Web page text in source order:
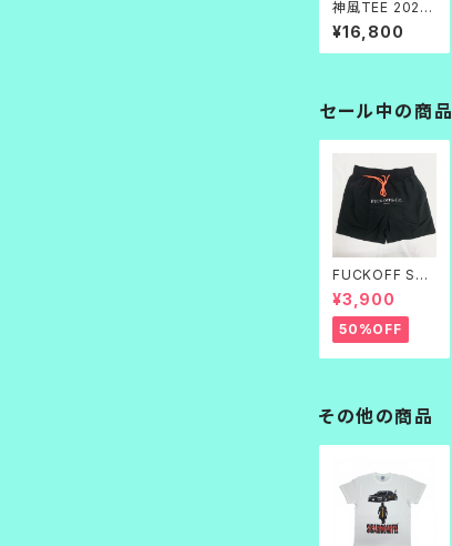
神風TEE 2026
生成
¥16,800
セール中の商品
FUCKOFF SWI
M PANTS 黒刺
繍
¥3,900
50%OFF
その他の商品